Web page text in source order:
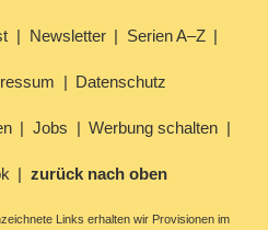
Newsletter Serien A–Z
Datenschutz
Jobs Werbung schalten
zurück nach oben
Links erhalten wir Provisionen im